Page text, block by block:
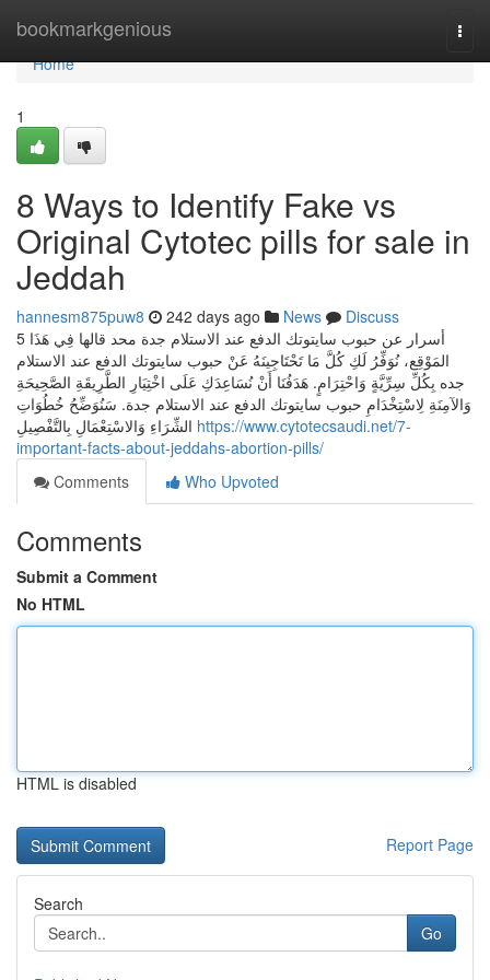
bookmarkgenious
Home
Home
1
8 Ways to Identify Fake vs
Original Cytotec pills for sale in
Jeddah
hannesm875puw8 242 days ago News
Discuss
5 أسرار عن حبوب سايتوتك الدفع عند الاستلام جدة محد قالها فِي هَذَا
المَوْقِع، نُوَفِّرُ لَكِ كُلَّ مَا تَحْتَاجِينَهُ عَنْ حبوب سايتوتك الدفع عند الاستلام
جده بِكُلِّ سِرِّيَّةٍ وَاحْتِرَامٍ. هَدَفُنَا أَنْ نُسَاعِدَكِ عَلَى اخْتِيَارِ الطَّرِيقَةِ الصَّحِيحَةِ
وَالآمِنَةِ لِاسْتِخْدَامِ حبوب سايتوتك الدفع عند الاستلام جدة. سَنُوَضِّحُ خُطُوَاتِ
https://www.cytotecsaudi.net/7-
important-facts-about-jeddahs-abortion-pills/
Comments
Who Upvoted
Comments
Submit a Comment
No HTML
HTML is disabled
Report Page
Search
Go